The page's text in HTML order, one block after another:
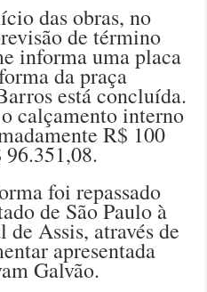
das obras, no
de término
informa uma placa
da praça
está concluída.
calçamento interno
R$ 100
foi repassado
de São Paulo à
Assis, através de
apresentada
Galvão.